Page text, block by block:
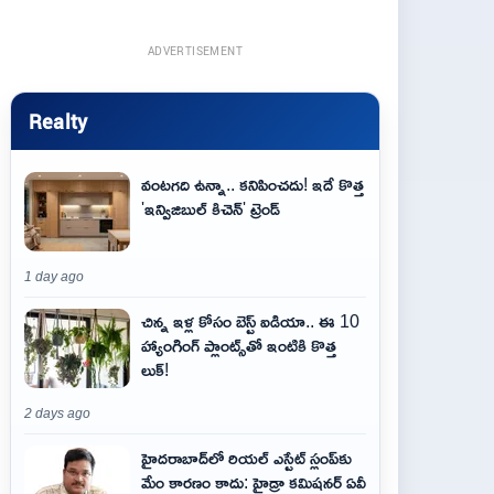
ADVERTISEMENT
Realty
వంటగది ఉన్నా.. కనిపించదు! ఇదే కొత్త
'ఇన్విజిబుల్ కిచెన్' ట్రెండ్
1 day ago
చిన్న ఇళ్ల కోసం బెస్ట్ ఐడియా.. ఈ 10
హ్యాంగింగ్ ప్లాంట్స్‌తో ఇంటికి కొత్త
లుక్!
2 days ago
హైదరాబాద్‌లో రియల్ ఎస్టేట్ స్లంప్‌కు
మేం కారణం కాదు: హైడ్రా కమిషనర్ ఏవీ